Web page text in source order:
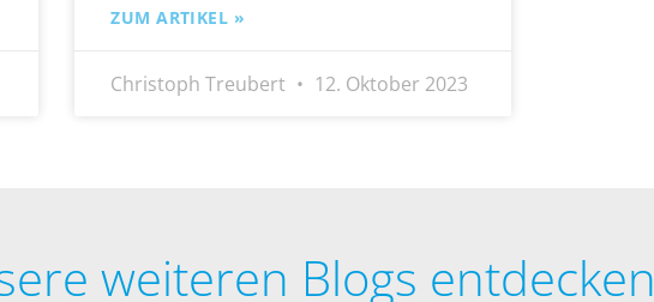
ZUM ARTIKEL »
Christoph Treubert 12. Oktober 2023
weiteren Blogs entdecken